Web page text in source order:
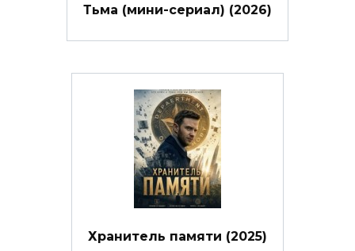
Тьма (мини-сериал) (2026)
Хранитель памяти (2025)